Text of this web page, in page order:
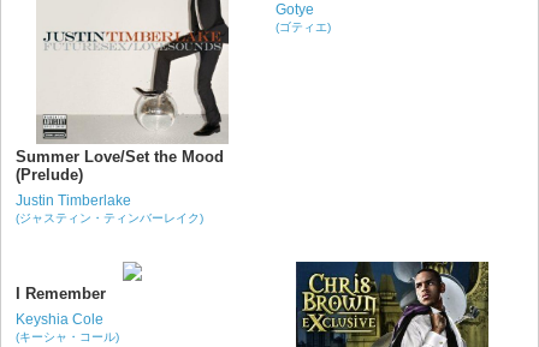
Summer Love/Set the Mood
(Prelude)
Justin Timberlake
(ジャスティン・ティンバーレイク)
Gotye
(ゴティエ)
I Remember
Keyshia Cole
(キーシャ・コール)